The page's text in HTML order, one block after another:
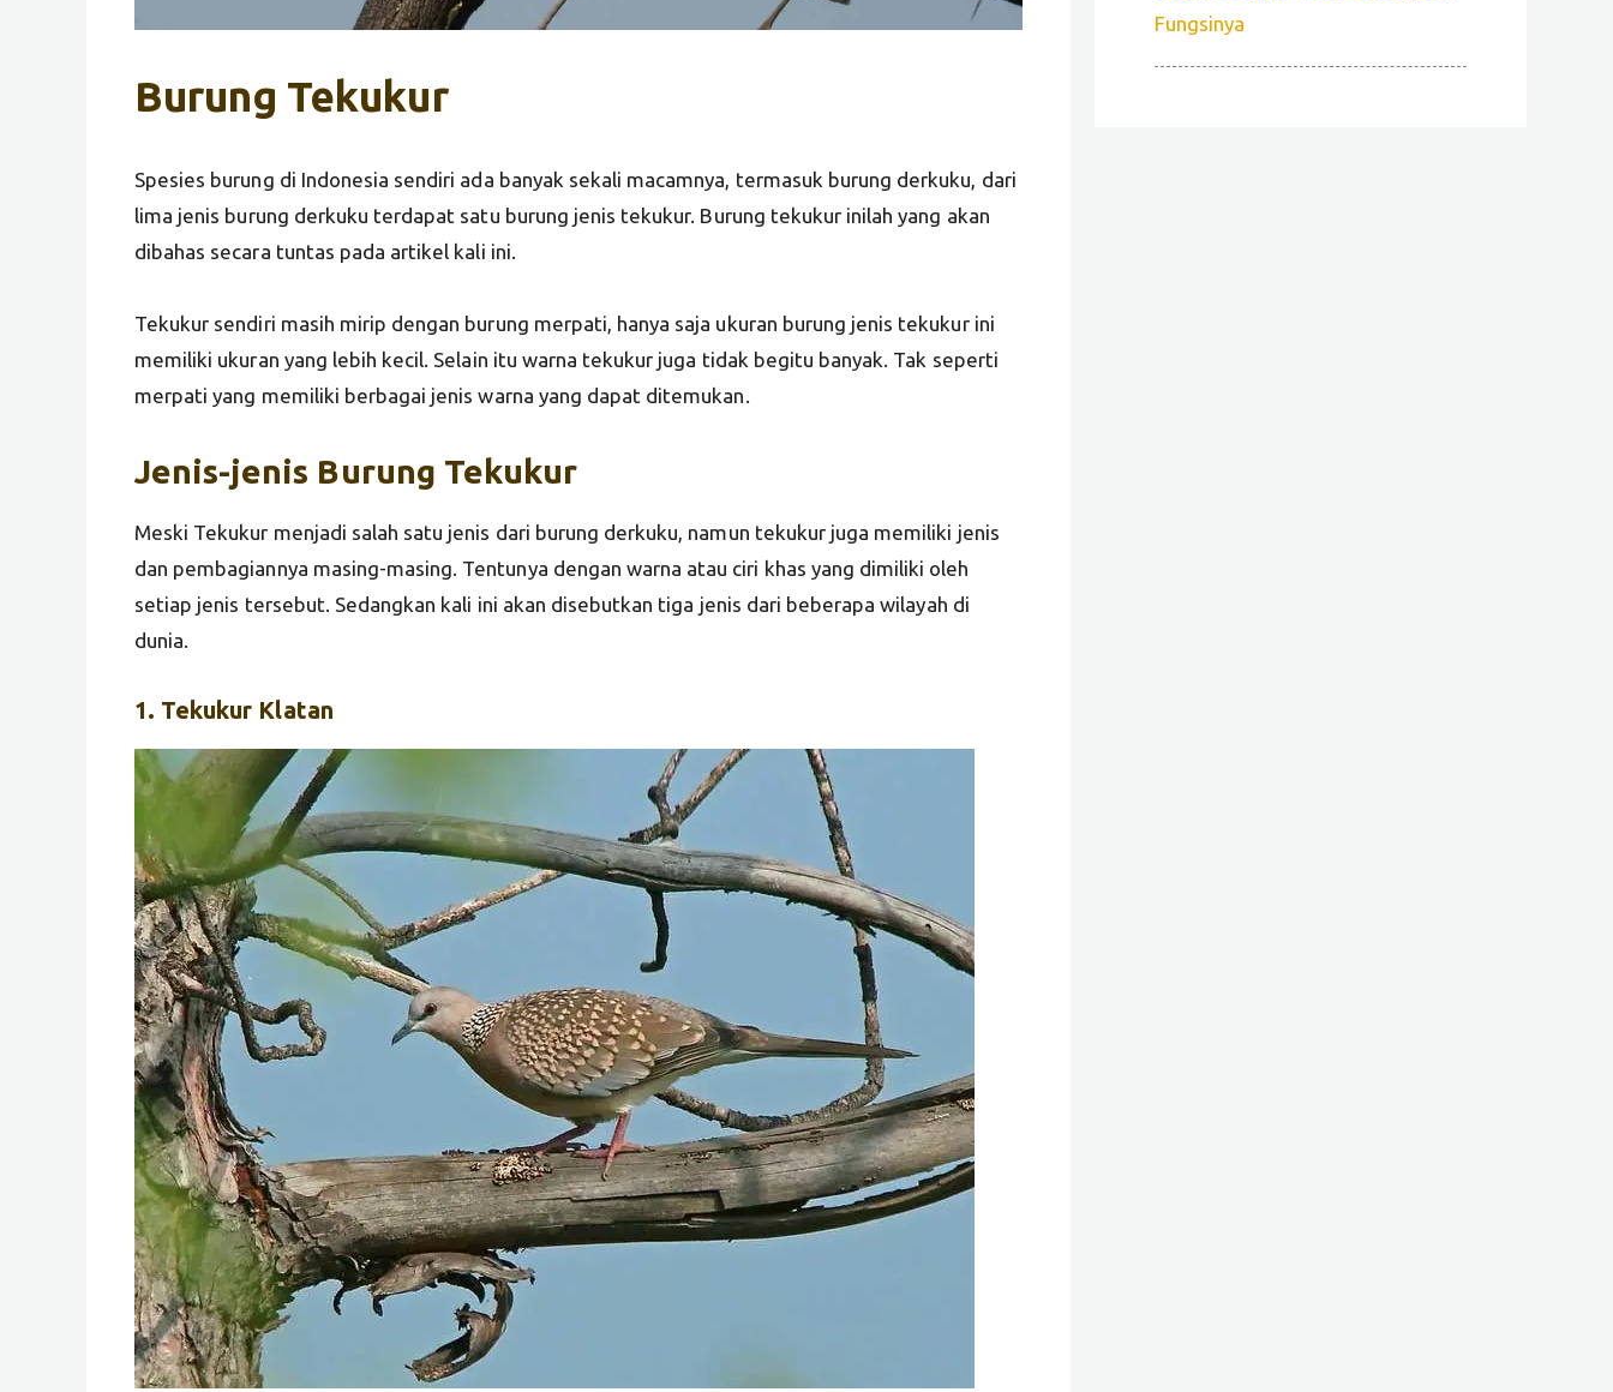
Burung Tekukur
Spesies burung di Indonesia sendiri ada banyak sekali macamnya, termasuk burung derkuku, dari
lima jenis burung derkuku terdapat satu burung jenis tekukur. Burung tekukur inilah yang akan
dibahas secara tuntas pada artikel kali ini.
Tekukur sendiri masih mirip dengan burung merpati, hanya saja ukuran burung jenis tekukur ini
memiliki ukuran yang lebih kecil. Selain itu warna tekukur juga tidak begitu banyak. Tak seperti
merpati yang memiliki berbagai jenis warna yang dapat ditemukan.
Jenis-jenis Burung Tekukur
Meski Tekukur menjadi salah satu jenis dari burung derkuku, namun tekukur juga memiliki jenis
dan pembagiannya masing-masing. Tentunya dengan warna atau ciri khas yang dimiliki oleh
setiap jenis tersebut. Sedangkan kali ini akan disebutkan tiga jenis dari beberapa wilayah di
dunia.
1. Tekukur Klatan
Fungsinya